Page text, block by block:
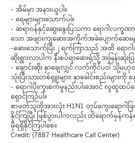
- အိမ်မှာ အနားယူပါ။
- ရေများများသောက်ပါ။
- ဆရာဝန်နှင့်ဆွေးနွေးပြသကာ ရောဂါလက္
သော အဖျားကျဆေး၊အကိုက်အခဲပျောက်ဆေးမ
-ဆေးသောက်ပြီး ၂ ရက်ကြာသည် အထိ ရော
ဆိုးရွားလာပါက နီးစပ်ရာဆေးရုံသို့ အမြန်းဆုံးပ
- ချောင်းဆိုး နှာချေလျှင် လက်ကိုင်ပဝါ သို့မဟု
သုံးပြီးသားတစ်ရှူးများ၊ နှာခေါင်းစည်းများ
- ရောဂါပိုးကူးစက်မှုနည်းပါးအောင် လူထူထပ်သေ
ရှောင်ကြဉ်ပါ။
စာဖတ်သူတို့အားလုံး H1N1 တုပ်ကွေးရောဂါဖြ
နိုင်ကြပြီး ဖြစ်ပွားပါကလည်း ထိရောက်မှန်
မှီရရှိနိုင်ကြပါစေ။
Credit: (7887 Healthcare Call Center)